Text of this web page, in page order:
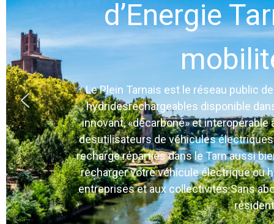
d’Energie
Le Plein Tarnais est le réseau public
hydridesrechargeables disponible
innovant, «décarboné» et
desutilisateurs de véhicules
recharge réparties dans le Tarn aussi
recharger votre véhicule électrique ou
entreprises et aux collectivités.Sans